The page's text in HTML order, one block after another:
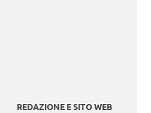
REDAZIONE E SITO WEB